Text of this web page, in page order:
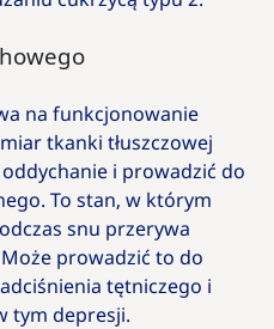
na funkcjonowanie
tkanki tłuszczowej
i prowadzić do
To stan, w którym
snu przerywa
prowadzić to do
tętniczego i
tym depresji.